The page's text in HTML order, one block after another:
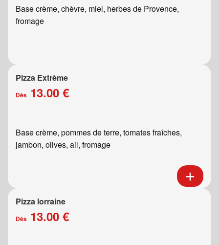
Base crème, chèvre, miel, herbes de Provence,
fromage
Pizza Extrème
Dès 13.00 €
Base crème, pommes de terre, tomates fraîches,
jambon, olives, ail, fromage
Pizza lorraine
Dès 13.00 €